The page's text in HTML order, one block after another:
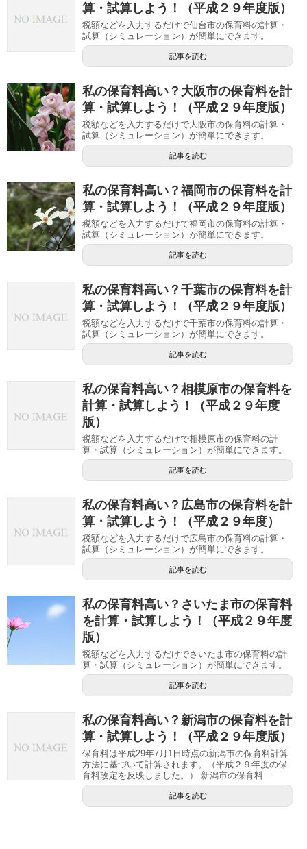
算・試算しよう！（平成２９年度版）
税額などを入力するだけで仙台市の保育料の計算・
試算（シミュレーション）が簡単にできます。
記事を読む
私の保育料高い？大阪市の保育料を計
算・試算しよう！（平成２９年度版）
税額などを入力するだけで大阪市の保育料の計算・
試算（シミュレーション）が簡単にできます。
記事を読む
私の保育料高い？福岡市の保育料を計
算・試算しよう！（平成２９年度版）
税額などを入力するだけで福岡市の保育料の計算・
試算（シミュレーション）が簡単にできます。
記事を読む
私の保育料高い？千葉市の保育料を計
算・試算しよう！（平成２９年度版）
税額などを入力するだけで千葉市の保育料の計算・
試算（シミュレーション）が簡単にできます。
記事を読む
私の保育料高い？相模原市の保育料を
計算・試算しよう！（平成２９年度
版）
税額などを入力するだけで相模原市の保育料の計
算・試算（シミュレーション）が簡単にできます。
記事を読む
私の保育料高い？広島市の保育料を計
算・試算しよう！（平成２９年度）
税額などを入力するだけで広島市の保育料の計算・
試算（シミュレーション）が簡単にできます。
記事を読む
私の保育料高い？さいたま市の保育料
を計算・試算しよう！（平成２９年度
版）
税額などを入力するだけでさいたま市の保育料の計
算・試算（シミュレーション）が簡単にできます。
記事を読む
私の保育料高い？新潟市の保育料を計
算・試算しよう！（平成２９年度版）
保育料は平成29年7月1日時点の新潟市の保育料計算
方法に基づいて計算されます。（平成２９年度の保
育料改定を反映しました。） 新潟市の保育料...
記事を読む